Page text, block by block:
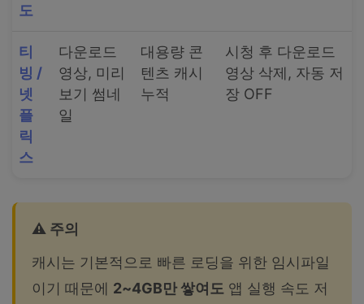
도
티
빙 /
넷
플
릭
스
다운로드
영상, 미리
보기 썸네
일
대용량 콘
텐츠 캐시
누적
시청 후 다운로드
영상 삭제, 자동 저
장 OFF
⚠️ 주의
캐시는 기본적으로 빠른 로딩을 위한 임시파일
이기 때문에 2~4GB만 쌓여도 앱 실행 속도 저